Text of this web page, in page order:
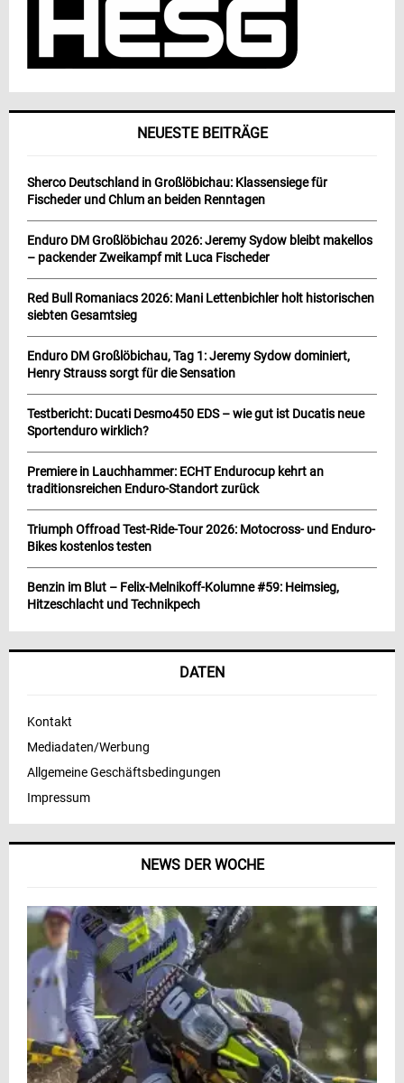
NEWS DER WOCHE
NEUESTE BEITRÄGE
Sherco Deutschland in Großlöbichau: Klassensiege für
Fischeder und Chlum an beiden Renntagen
Enduro DM Großlöbichau 2026: Jeremy Sydow bleibt makellos
– packender Zweikampf mit Luca Fischeder
Red Bull Romaniacs 2026: Mani Lettenbichler holt historischen
siebten Gesamtsieg
Enduro DM Großlöbichau, Tag 1: Jeremy Sydow dominiert,
Henry Strauss sorgt für die Sensation
Testbericht: Ducati Desmo450 EDS – wie gut ist Ducatis neue
Sportenduro wirklich?
Premiere in Lauchhammer: ECHT Endurocup kehrt an
traditionsreichen Enduro-Standort zurück
Triumph Offroad Test-Ride-Tour 2026: Motocross- und Enduro-
Bikes kostenlos testen
Benzin im Blut – Felix-Melnikoff-Kolumne #59: Heimsieg,
Hitzeschlacht und Technikpech
DATEN
Kontakt
Mediadaten/Werbung
Allgemeine Geschäftsbedingungen
Impressum